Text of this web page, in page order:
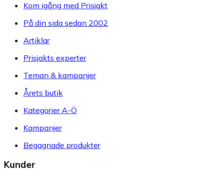
Kom igång med Prisjakt
På din sida sedan 2002
Artiklar
Prisjakts experter
Teman & kampanjer
Årets butik
Kategorier A-Ö
Kampanjer
Begagnade produkter
Kunder